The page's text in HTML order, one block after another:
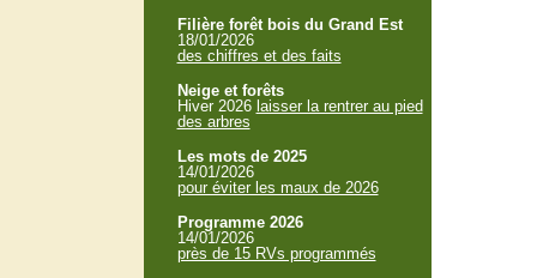
Filière forêt bois du Grand Est
18/01/2026
des chiffres et des faits
Neige et forêts
Hiver 2026 laisser la rentrer au pied
des arbres
Les mots de 2025
14/01/2026
pour éviter les maux de 2026
Programme 2026
14/01/2026
près de 15 RVs programmés